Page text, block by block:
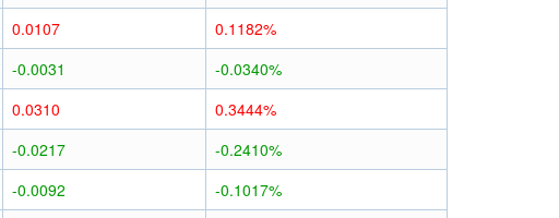
0.0107
0.1182%
-0.0031
-0.0340%
0.0310
0.3444%
-0.0217
-0.2410%
-0.0092
-0.1017%